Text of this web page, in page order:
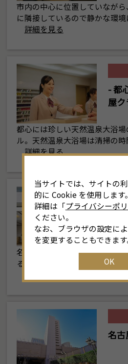
市内の中心に位置していなが
に隣接しているので静かな環
詳細を見る
- 都
屋
都心には珍しい天然温泉大浴
ル。天然温泉大浴場は清掃の
詳細を見る
ヒル
名古屋駅と市の中心・栄を結ぶ
る名古屋の外資系ホテル。地
名
当サイトでは、サイトの
的に Cookie を使用します。
詳細は「プライバシーポ
ください。
なお、ブラウザの設定に
を変更することもできます
OK